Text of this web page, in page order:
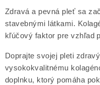
Zdravá a pevná pleť sa
stavebnými látkami.
kľúčový faktor pre vzhľad
Doprajte svojej pleti
vysokokvalitnému
doplnku, ktorý pomáha